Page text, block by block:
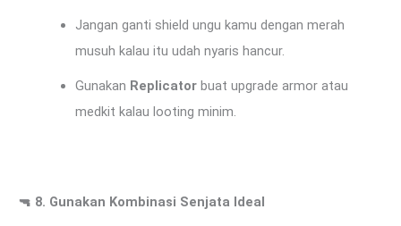
Jangan ganti shield ungu kamu dengan merah
musuh kalau itu udah nyaris hancur.
Gunakan Replicatorbuat upgrade armor atau
medkit kalau looting minim.
🔫 8. Gunakan Kombinasi Senjata Ideal